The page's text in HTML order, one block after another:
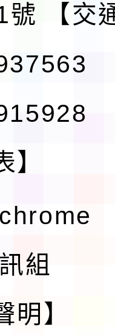
號
【交
】
組
明】